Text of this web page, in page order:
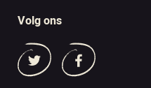
Volg ons